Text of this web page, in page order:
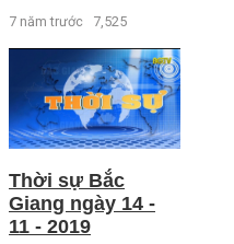
7 năm trước 7,525
Thời sự Bắc
Giang ngày 14 -
11 - 2019